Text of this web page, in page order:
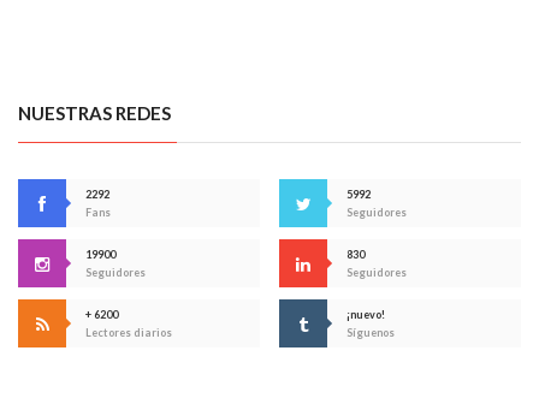
NUESTRAS REDES
2292
Fans
5992
Seguidores
19900
Seguidores
830
Seguidores
+ 6200
Lectores diarios
¡nuevo!
Síguenos